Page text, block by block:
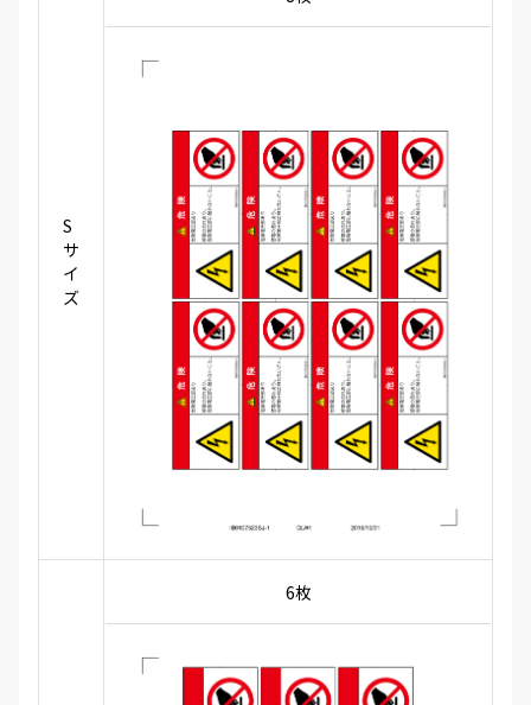
S
サ
イ
ズ
6枚